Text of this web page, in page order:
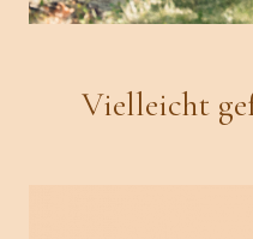
Vielleicht